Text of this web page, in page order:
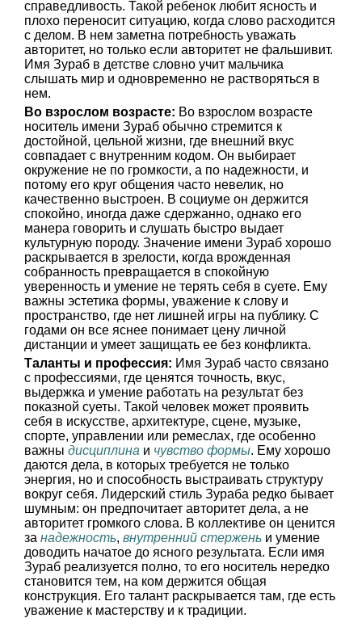
справедливость. Такой ребенок любит ясность и
плохо переносит ситуацию, когда слово расходится
с делом. В нем заметна потребность уважать
авторитет, но только если авторитет не фальшивит.
Имя Зураб в детстве словно учит мальчика
слышать мир и одновременно не растворяться в
нем.
Во взрослом возрасте: Во взрослом возрасте
носитель имени Зураб обычно стремится к
достойной, цельной жизни, где внешний вкус
совпадает с внутренним кодом. Он выбирает
окружение не по громкости, а по надежности, и
потому его круг общения часто невелик, но
качественно выстроен. В социуме он держится
спокойно, иногда даже сдержанно, однако его
манера говорить и слушать быстро выдает
культурную породу. Значение имени Зураб хорошо
раскрывается в зрелости, когда врожденная
собранность превращается в спокойную
уверенность и умение не терять себя в суете. Ему
важны эстетика формы, уважение к слову и
пространство, где нет лишней игры на публику. С
годами он все яснее понимает цену личной
дистанции и умеет защищать ее без конфликта.
Таланты и профессия: Имя Зураб часто связано
с профессиями, где ценятся точность, вкус,
выдержка и умение работать на результат без
показной суеты. Такой человек может проявить
себя в искусстве, архитектуре, сцене, музыке,
спорте, управлении или ремеслах, где особенно
важны дисциплина и чувство формы. Ему хорошо
даются дела, в которых требуется не только
энергия, но и способность выстраивать структуру
вокруг себя. Лидерский стиль Зураба редко бывает
шумным: он предпочитает авторитет дела, а не
авторитет громкого слова. В коллективе он ценится
за надежность, внутренний стержень и умение
доводить начатое до ясного результата. Если имя
Зураб реализуется полно, то его носитель нередко
становится тем, на ком держится общая
конструкция. Его талант раскрывается там, где есть
уважение к мастерству и к традиции.